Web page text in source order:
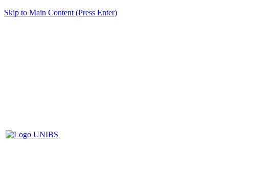
Skip to Main Content (Press Enter)